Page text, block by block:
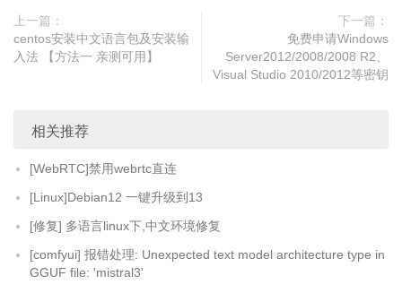
上一篇：
centos安装中文语言包及安装输
入法 【方法一 亲测可用】
下一篇：
免费申请Windows
Server2012/2008/2008 R2、
Visual Studio 2010/2012等密钥
相关推荐
[WebRTC]禁用webrtc直连
[Linux]Debian12 一键升级到13
[修复] 多语言linux下,中文环境修复
[comfyui] 报错处理: Unexpected text model architecture type in
GGUF file: 'mistral3'